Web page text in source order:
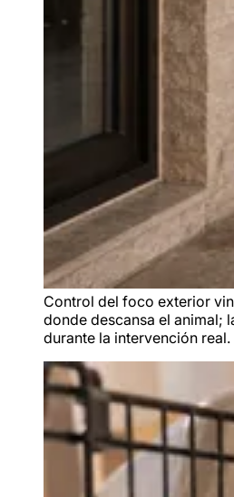
Control del foco exterior
donde descansa el animal;
durante la intervención real.